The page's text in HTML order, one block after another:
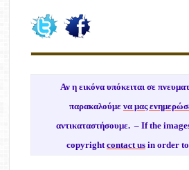
Αν η εικόνα υπόκειται σε
παρακαλούμε να μας
αντικαταστήσουμε. – If the
copyright contact usin order to